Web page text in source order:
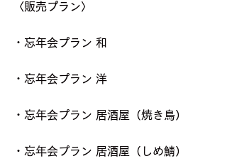
〈販売プラン〉
・忘年会プラン 和
・忘年会プラン 洋
・忘年会プラン 居酒屋（焼き鳥）
・忘年会プラン 居酒屋（しめ鯖）